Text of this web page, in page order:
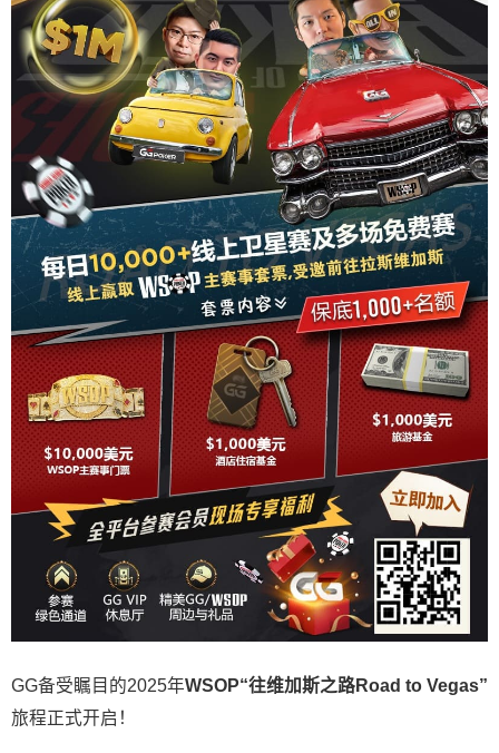
GG备受瞩目的2025年WSOP“往维加斯之路Road to Vegas”
旅程正式开启！